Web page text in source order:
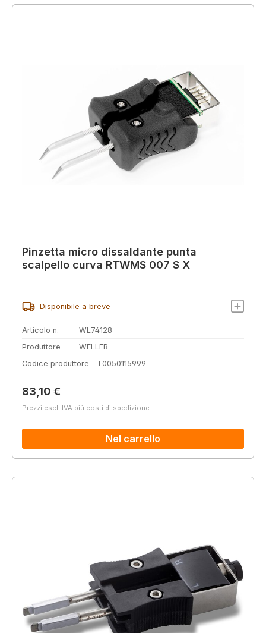
Pinzetta micro dissaldante punta
scalpello curva RTWMS 007 S X
Disponibile a breve
Articolo n.
WL74128
Produttore
WELLER
Codice produttore
T0050115999
Prezzo normale:
83,10 €
Prezzi escl. IVA più costi di spedizione
Nel carrello